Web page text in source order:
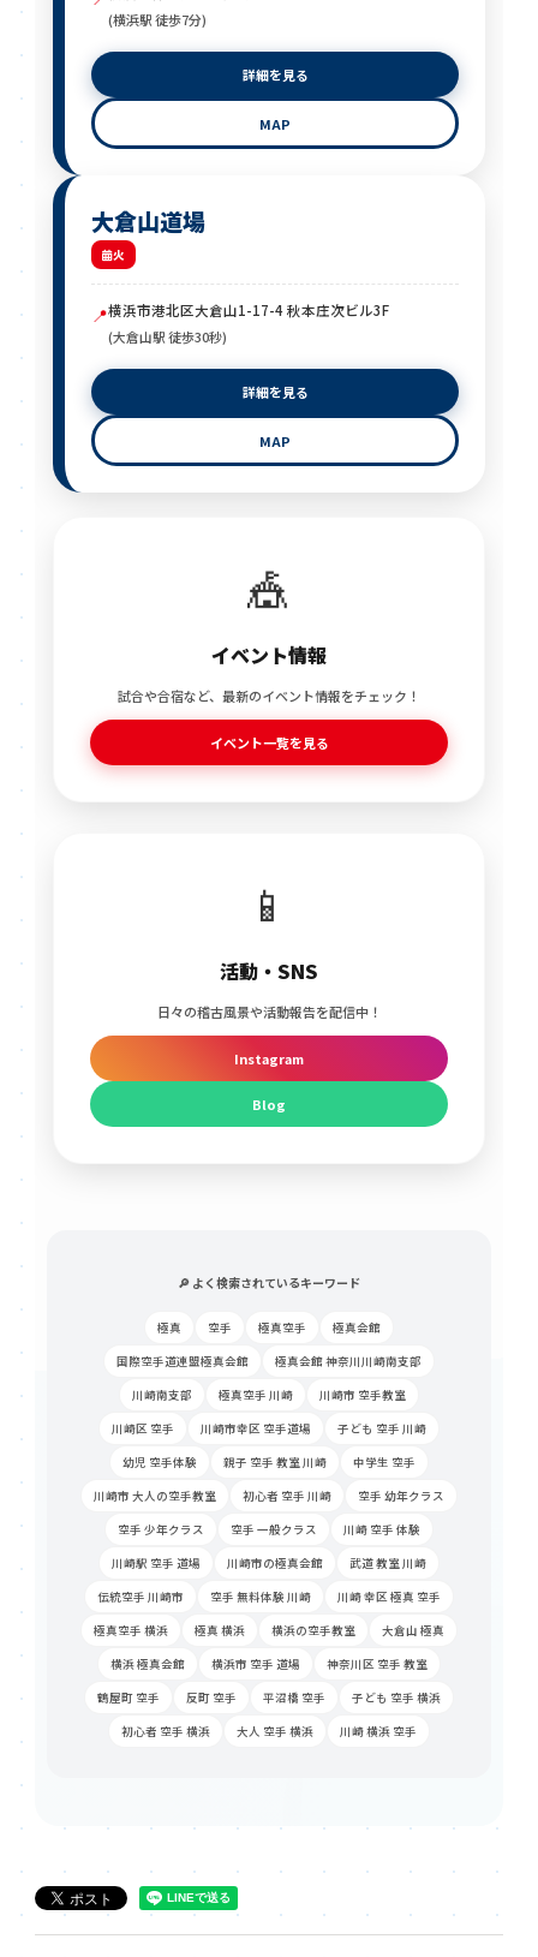
(横浜駅 徒歩7分)
詳細を見る
MAP
大倉山道場
火
📍横浜市港北区大倉山1-17-4 秋本庄次ビル3F
(大倉山駅 徒歩30秒)
詳細を見る
MAP
🎪
イベント情報
試合や合宿など、最新のイベント情報をチェック！
イベント一覧を見る
📱
活動・SNS
日々の稽古風景や活動報告を配信中！
Instagram
Blog
🔎 よく検索されているキーワード
極真 空手 極真空手
極真会館
国際空手道連盟極真会館
極真会館 神奈川川崎南支部
川崎南支部
極真空手 川崎
川崎市 空手教室
川崎区 空手
川崎市幸区 空手道場
子ども 空手 川崎
幼児 空手体験
親子 空手 教室 川崎
中学生 空手
川崎市 大人の空手教室
初心者 空手 川崎
空手 幼年クラス
空手 少年クラス
空手 一般クラス
川崎 空手 体験
川崎駅 空手 道場
川崎市の極真会館
武道 教室 川崎
伝統空手 川崎市
空手 無料体験 川崎
川崎 幸区 極真 空手
極真空手 横浜
極真 横浜 横浜の空手教室
大倉山 極真
横浜 極真会館
横浜市 空手 道場
神奈川区 空手 教室
鶴屋町 空手
反町 空手 平沼橋 空手
子ども 空手 横浜
初心者 空手 横浜
大人 空手 横浜 川崎 横浜 空手